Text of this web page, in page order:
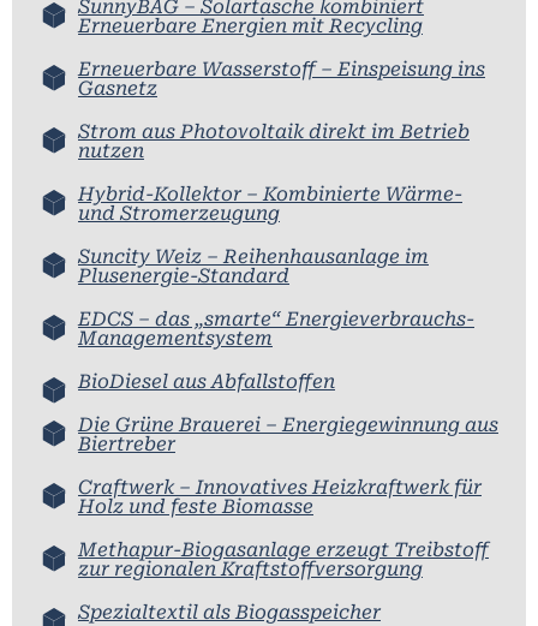
SunnyBAG – Solartasche kombiniert
Erneuerbare Energien mit Recycling
Erneuerbare Wasserstoff – Einspeisung ins
Gasnetz
Strom aus Photovoltaik direkt im Betrieb
nutzen
Hybrid-Kollektor – Kombinierte Wärme-
und Stromerzeugung
Suncity Weiz – Reihenhausanlage im
Plusenergie-Standard
EDCS – das „smarte“ Energieverbrauchs-
Managementsystem
BioDiesel aus Abfallstoffen
Die Grüne Brauerei – Energiegewinnung aus
Biertreber
Craftwerk – Innovatives Heizkraftwerk für
Holz und feste Biomasse
Methapur-Biogasanlage erzeugt Treibstoff
zur regionalen Kraftstoffversorgung
Spezialtextil als Biogasspeicher